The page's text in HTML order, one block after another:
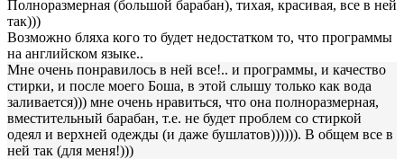
Полноразмерная (большой барабан), тихая, красивая, все в ней
так)))
Возможно бляха кого то будет недостатком то, что программы
на английском языке..
Мне очень понравилось в ней все!.. и программы, и качество
стирки, и после моего Боша, в этой слышу только как вода
заливается))) мне очень нравиться, что она полноразмерная,
вместительный барабан, т.е. не будет проблем со стиркой
одеял и верхней одежды (и даже бушлатов)))))). В общем все в
ней так (для меня!)))